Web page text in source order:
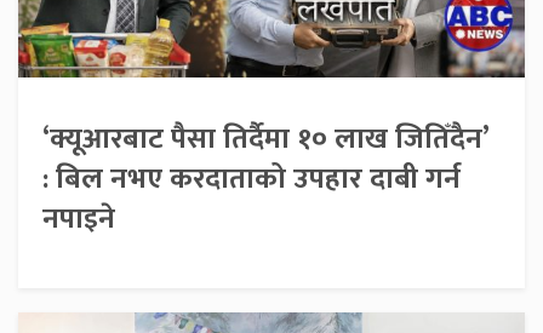
‘क्यूआरबाट पैसा तिर्दैमा १० लाख जितिँदैन’
: बिल नभए करदाताको उपहार दाबी गर्न
नपाइने